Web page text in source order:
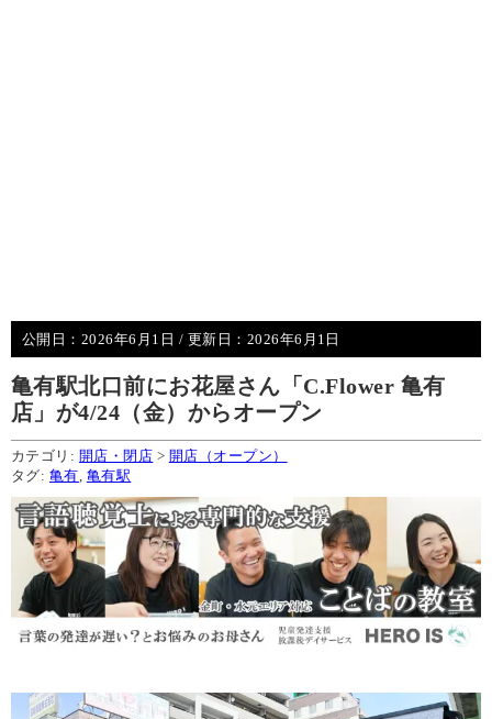
公開日： 2026年6月1日 / 更新日： 2026年6月1日
亀有駅北口前にお花屋さん「C.Flower 亀有
店」が4/24（金）からオープン
カテゴリ: 開店・閉店 > 開店（オープン）
タグ: 亀有 亀有駅